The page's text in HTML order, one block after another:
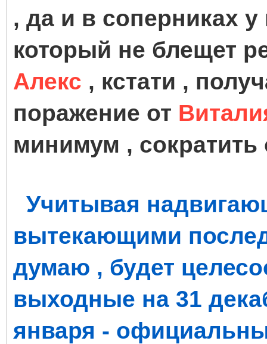
, да и в соперниках у
который не блещет
Алекс , кстати ,
поражение от
минимум , сократить
Учитывая
вытекающими
думаю , будет
выходные на 31
января -